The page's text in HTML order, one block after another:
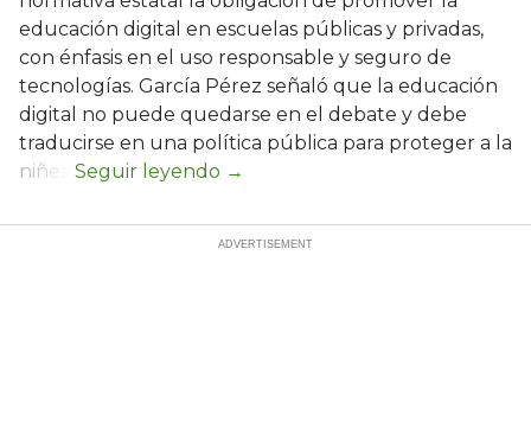
educación digital en escuelas públicas y privadas,
con énfasis en el uso responsable y seguro de
tecnologías. García Pérez señaló que la educación
digital no puede quedarse en el debate y debe
traducirse en una política pública para proteger a la
niñez.